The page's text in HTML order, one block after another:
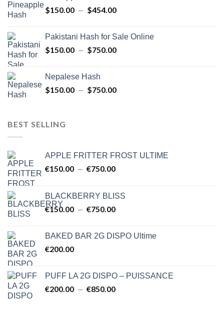
à
$150.00 – $454.00Plage
$150.00
à
Pakistani Hash for Sale Online
$150.00 – $750.00Plage
à
Nepalese Hash
$150.00 – $750.00Plage
BEST SELLING
APPLE FRITTER FROST ULTIME
€150.00 – €750.00Plage
€150.00
à
BLACKBERRY BLISS
€150.00 – €750.00Plage
€150.00
BAKED BAR 2G DISPO Ultime
€200.00
PUFF LA 2G DISPO – PUISSANCE
€200.00 – €850.00Plage